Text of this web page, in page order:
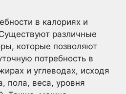
в калориях и
различные
которые позволяют
потребность в
и углеводах, исходя
пола, веса, уровня